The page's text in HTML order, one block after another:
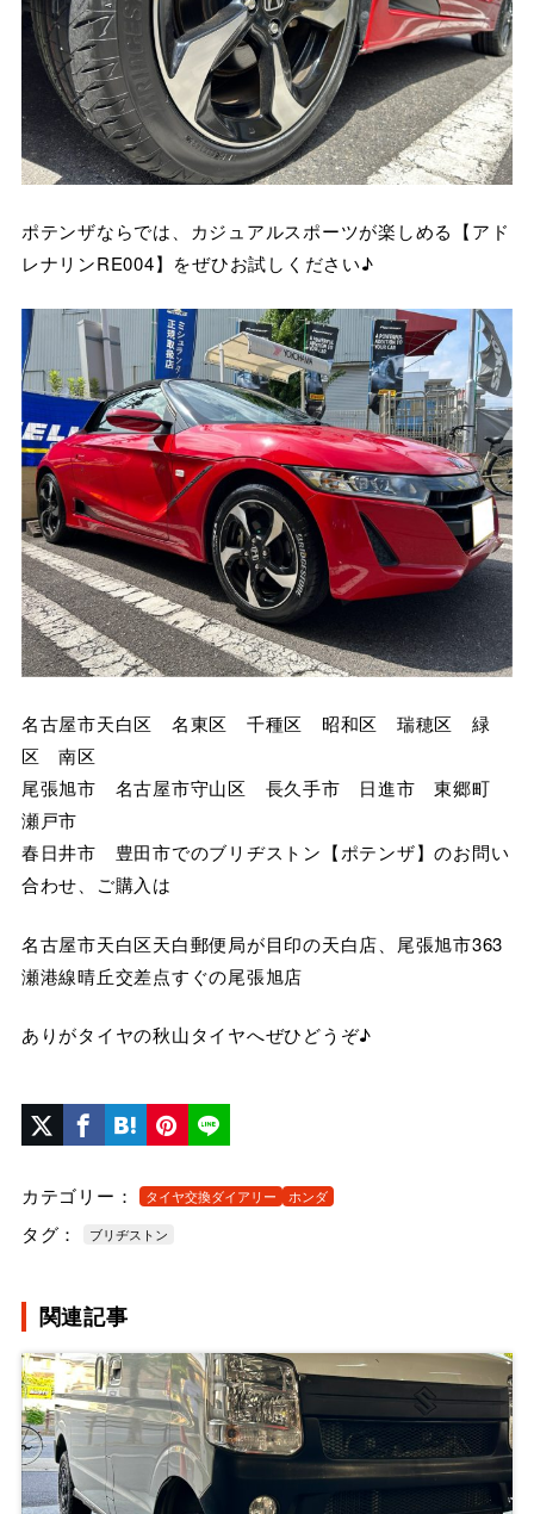
ポテンザならでは、カジュアルスポーツが楽しめる【アド
レナリンRE004】をぜひお試しください♪
名古屋市天白区 名東区 千種区 昭和区 瑞穂区 緑
区 南区
尾張旭市 名古屋市守山区 長久手市 日進市 東郷町
瀬戸市
春日井市 豊田市でのブリヂストン【ポテンザ】のお問い
合わせ、ご購入は
名古屋市天白区天白郵便局が目印の天白店、尾張旭市363
瀬港線晴丘交差点すぐの尾張旭店
ありがタイヤの秋山タイヤへぜひどうぞ♪
カテゴリー： タイヤ交換ダイアリー ホンダ
タグ： ブリヂストン
関連記事